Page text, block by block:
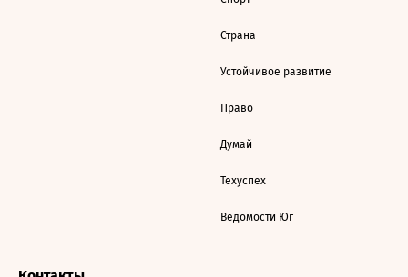
Страна
Устойчивое развитие
Право
Думай
Техуспех
Ведомости Юг